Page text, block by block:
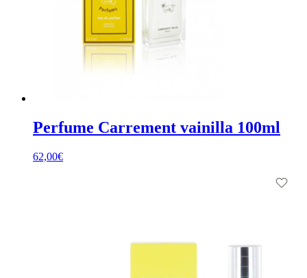
Perfume Carrement vainilla 100ml
62,00€